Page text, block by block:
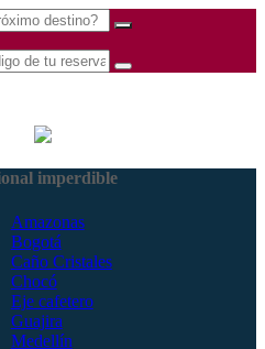
imperdible
Amazonas
Bogotá
Caño Cristales
Chocó
Eje cafetero
Guajira
Medellín